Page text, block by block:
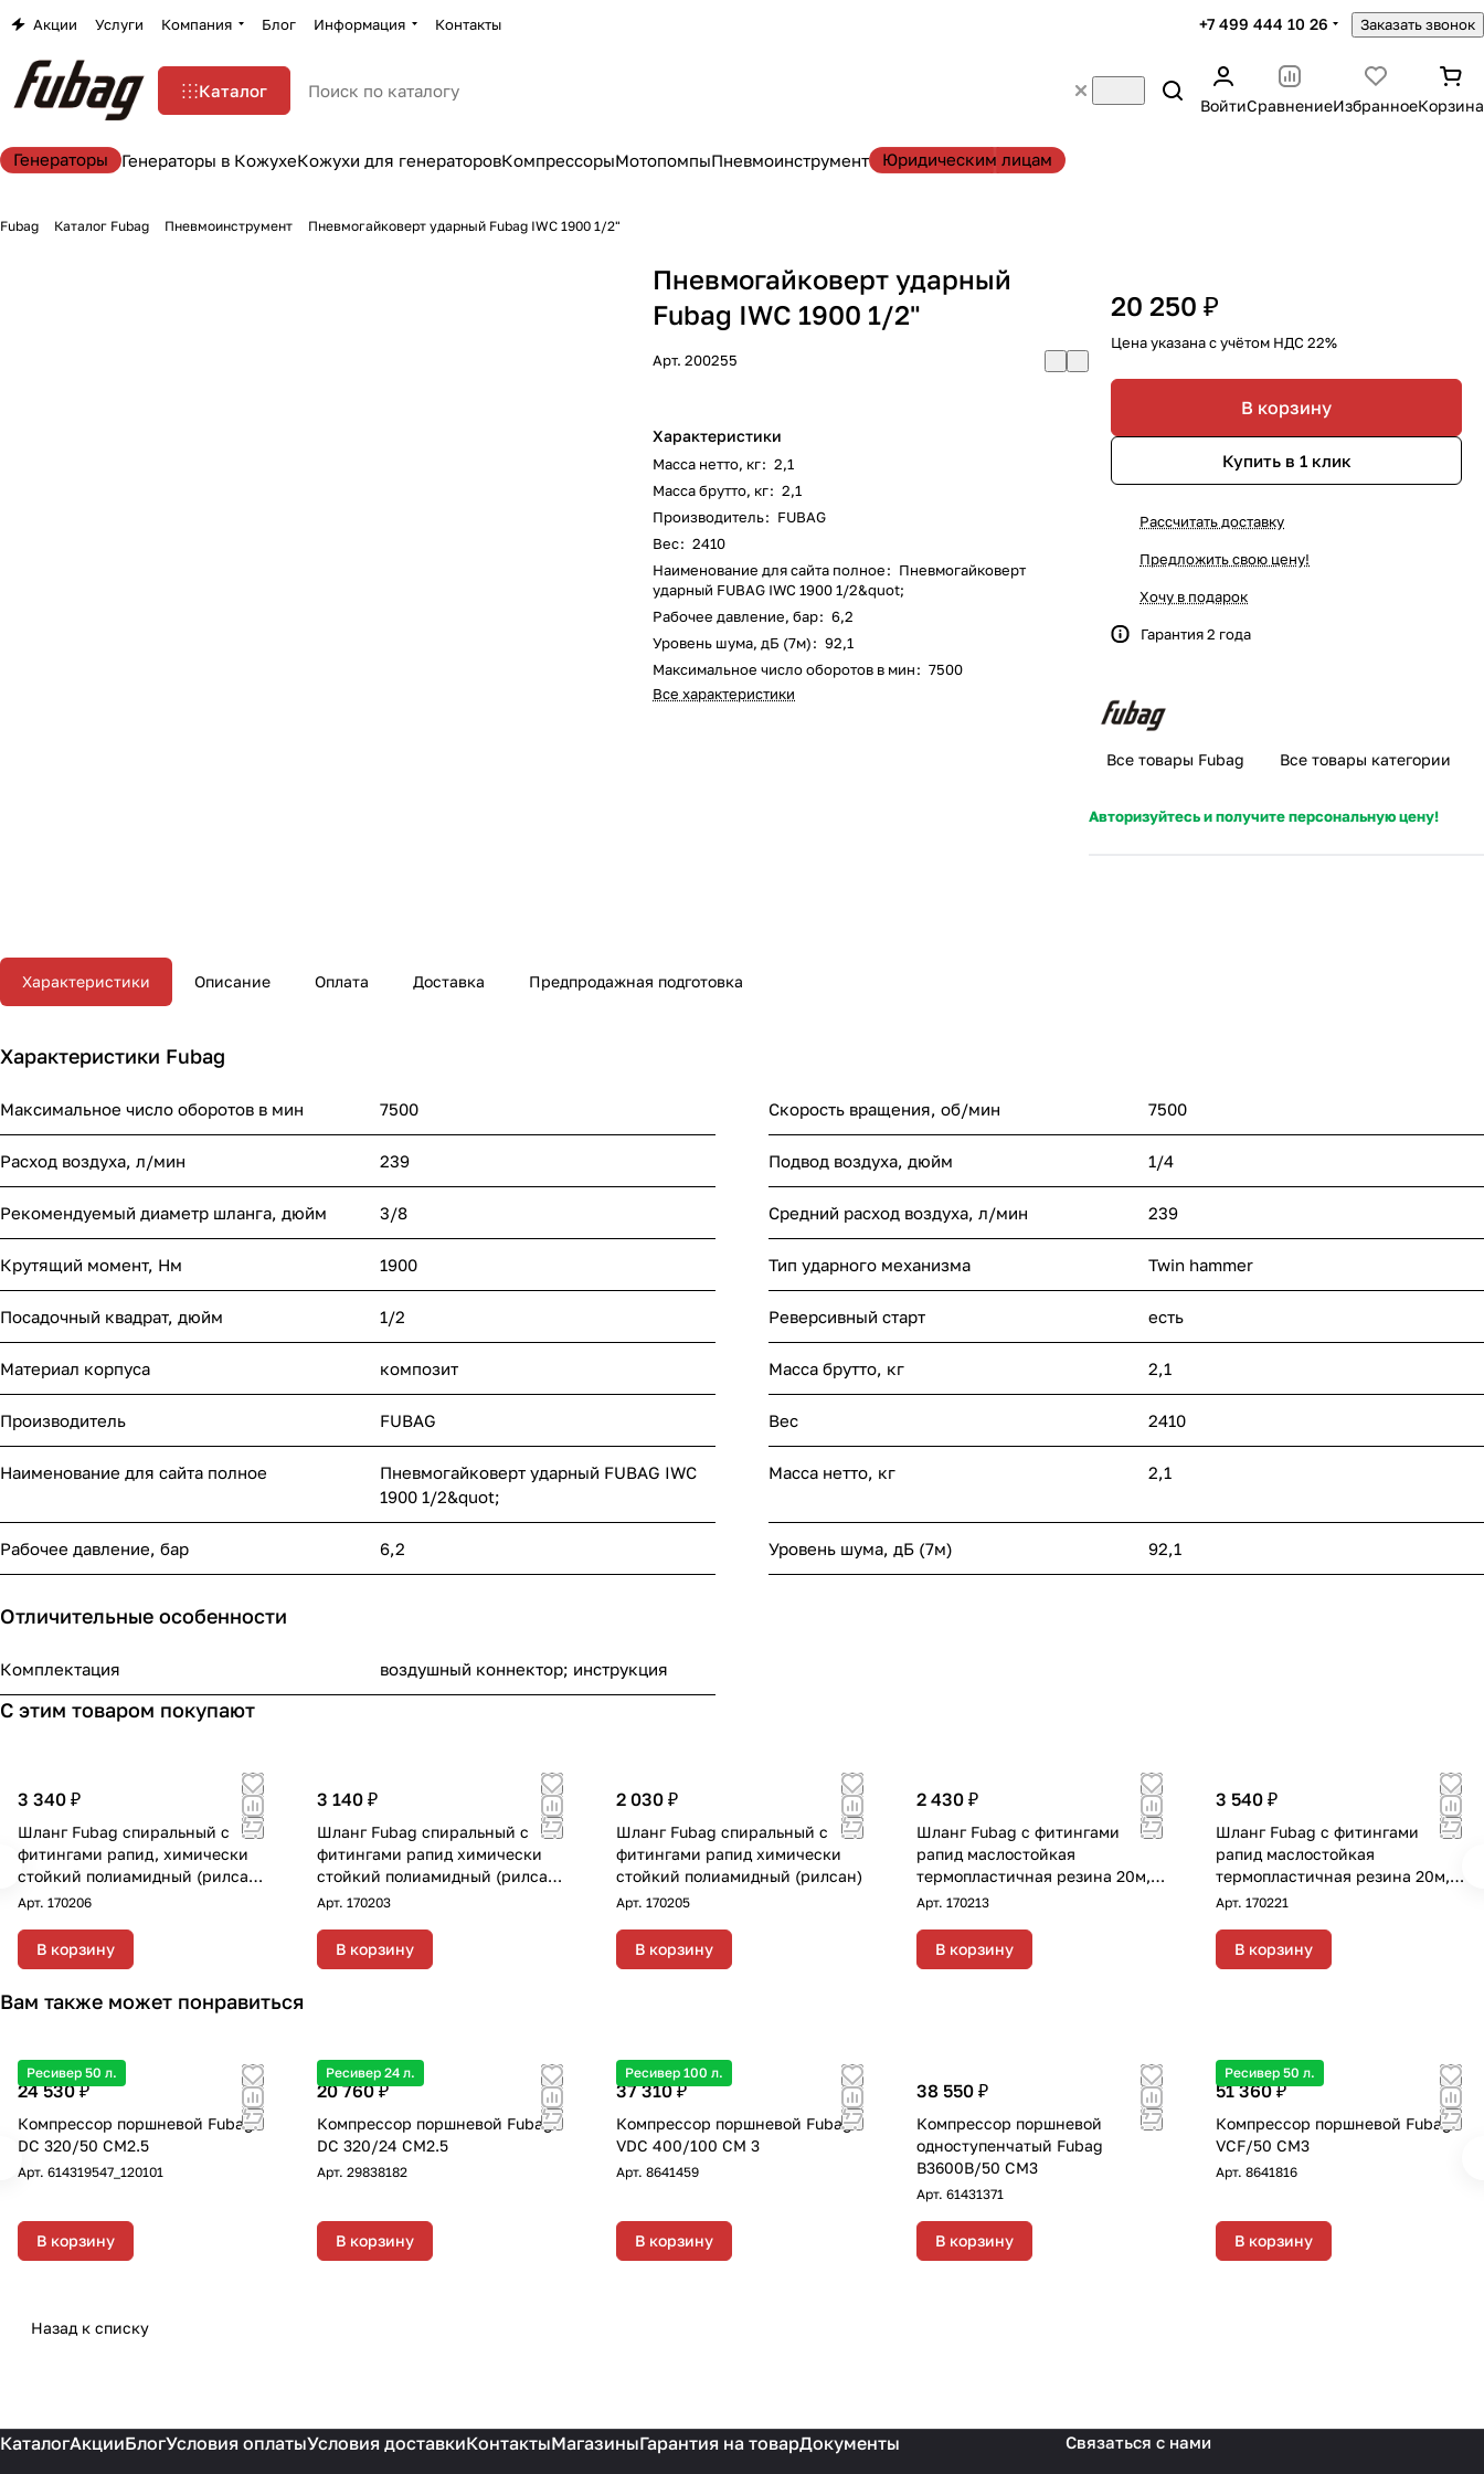
Акции Услуги Компания Блог Информация Контакты +7 499 444 10 26 Заказать звонок
Каталог
ВойтиСравнениеИзбранноеКорзина
Генераторы Генераторы в КожухеКожухи для генераторовКомпрессорыМотопомпыПневмоинструмент Юридическим лицам
Fubag Каталог Fubag Пневмоинструмент Пневмогайковерт ударный Fubag IWC 1900 1/2"
Пневмогайковерт ударный
Fubag IWC 1900 1/2"
Арт.200255
Характеристики
Масса нетто, кг: 2,1
Масса брутто, кг: 2,1
Производитель: FUBAG
Вес: 2410
Наименование для сайта полное: Пневмогайковерт
ударный FUBAG IWC 1900 1/2&quot;
Рабочее давление, бар: 6,2
Уровень шума, дБ (7м): 92,1
Максимальное число оборотов в мин: 7500
Все характеристики
20 250 ₽
Цена указана с учётом НДС 22%
В корзину
Купить в 1 клик
Рассчитать доставку
Предложить свою цену!
Хочу в подарок
Гарантия 2 года
Все товары Fubag Все товары категории
Авторизуйтесь и получите персональную цену!
Характеристики Описание Оплата Доставка Предпродажная подготовка
Характеристики Fubag
Максимальное число оборотов в мин 7500 Скорость вращения, об/мин 7500
Расход воздуха, л/мин 239 Подвод воздуха, дюйм 1/4
Рекомендуемый диаметр шланга, дюйм 3/8 Средний расход воздуха, л/мин 239
Крутящий момент, Нм 1900 Тип ударного механизма Twin hammer
Посадочный квадрат, дюйм 1/2 Реверсивный старт есть
Материал корпуса композит Масса брутто, кг 2,1
Производитель FUBAG Вес 2410
Наименование для сайта полное
Пневмогайковерт ударный FUBAG IWC
1900 1/2&quot;
Масса нетто, кг 2,1
Рабочее давление, бар 6,2 Уровень шума, дБ (7м) 92,1
Отличительные особенности
Комплектация воздушный коннектор; инструкция
С этим товаром покупают
3 340 ₽
Шланг Fubag спиральный с
фитингами рапид, химически
стойкий полиамидный (рилсан),
15бар, 8x12мм, 15м
Арт. 170206
В корзину
3 140 ₽
Шланг Fubag спиральный с
фитингами рапид химически
стойкий полиамидный (рилсан)
Арт.170203
В корзину
2 030 ₽
Шланг Fubag спиральный с
фитингами рапид химически
стойкий полиамидный (рилсан)
Арт.170205
В корзину
2 430 ₽
Шланг Fubag с фитингами
рапид маслостойкая
термопластичная резина 20м,
диаметр 6х11 мм
Арт. 170213
В корзину
3 540 ₽
Шланг Fubag с фитингами
рапид маслостойкая
термопластичная резина 20м,
диаметр 10х15 мм
Арт. 170221
В корзину
Вам также может понравиться
Ресивер 50 л.
24 530 ₽
Компрессор поршневой Fubag
DC 320/50 CM2.5
Арт. 614319547_120101
В корзину
Ресивер 24 л.
20 760 ₽
Компрессор поршневой Fubag
DC 320/24 CM2.5
Арт.29838182
В корзину
Ресивер 100 л.
37 310 ₽
Компрессор поршневой Fubag
VDC 400/100 CM 3
Арт.8641459
В корзину
38 550 ₽
Компрессор поршневой
одноступенчатый Fubag
B3600B/50 CM3
Арт. 61431371
В корзину
Ресивер 50 л.
51 360 ₽
Компрессор поршневой Fubag
VCF/50 СM3
Арт. 8641816
В корзину
Назад к списку
КаталогАкцииБлогУсловия оплатыУсловия доставкиКонтактыМагазиныГарантия на товарДокументы Связаться с нами